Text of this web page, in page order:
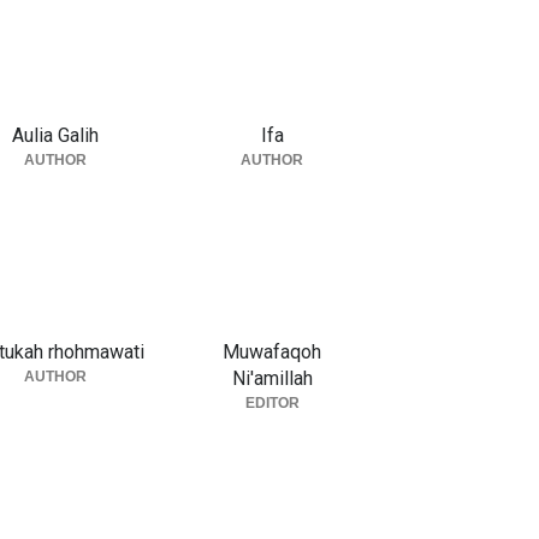
Aulia Galih
AUTHOR
Ifa
AUTHOR
rhohmawati
AUTHOR
Muwafaqoh
Ni'amillah
EDITOR